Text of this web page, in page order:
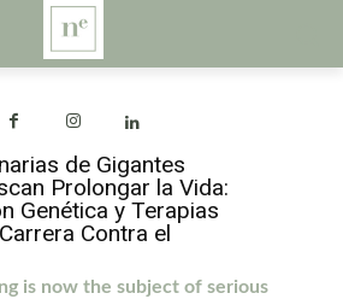
de Gigantes
Prolongar la Vida:
Genética y Terapias
Contra el
is now the subject of serious